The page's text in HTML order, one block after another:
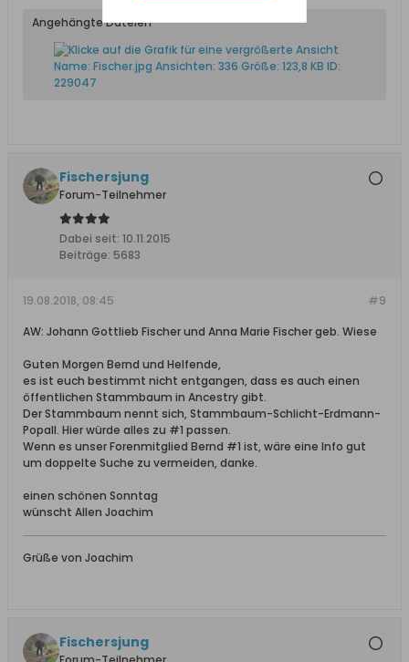
Angehängte Dateien
Fischersjung
Forum-Teilnehmer
Dabei seit: 10.11.2015
Beiträge: 5683
#9
19.08.2018, 08:45
AW: Johann Gottlieb Fischer und Anna Marie Fischer geb. Wiese
Guten Morgen Bernd und Helfende,
es ist euch bestimmt nicht entgangen, dass es auch einen
öffentlichen Stammbaum in Ancestry gibt.
Der Stammbaum nennt sich, Stammbaum-Schlicht-Erdmann-
Popall. Hier würde alles zu #1 passen.
Wenn es unser Forenmitglied Bernd #1 ist, wäre eine Info gut
um doppelte Suche zu vermeiden, danke.
einen schönen Sonntag
wünscht Allen Joachim
Grüße von Joachim
Fischersjung